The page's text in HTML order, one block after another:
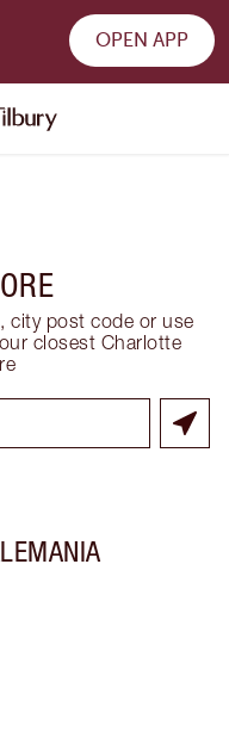
OPEN APP
city post code or use
closest Charlotte